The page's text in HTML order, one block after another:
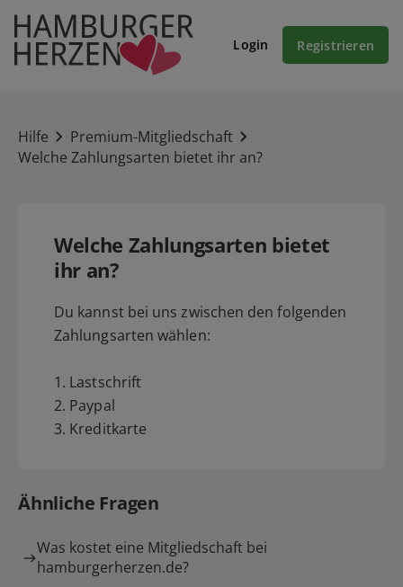
Login Registrieren
Hilfe
Premium-Mitgliedschaft
Welche Zahlungsarten bietet ihr an?
Welche Zahlungsarten bietet
ihr an?
Du kannst bei uns zwischen den folgenden
Zahlungsarten wählen:
1. Lastschrift
2. Paypal
3. Kreditkarte
Ähnliche Fragen
Was kostet eine Mitgliedschaft bei
hamburgerherzen.de?